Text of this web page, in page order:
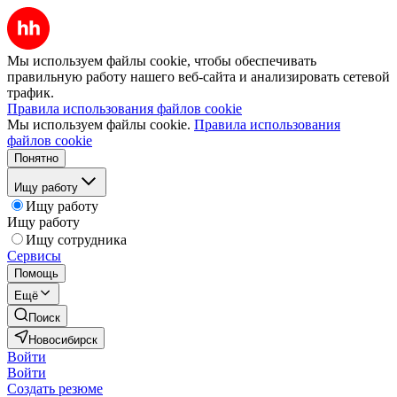
Мы используем файлы cookie, чтобы обеспечивать
правильную работу нашего веб-сайта и анализировать сетевой
трафик.
Правила использования файлов cookie
Мы используем файлы cookie. Правила использования
файлов cookie
Понятно
Ищу работу
Ищу работу
Ищу работу
Ищу сотрудника
Сервисы
Помощь
Ещё
Поиск
Новосибирск
Войти
Войти
Создать резюме